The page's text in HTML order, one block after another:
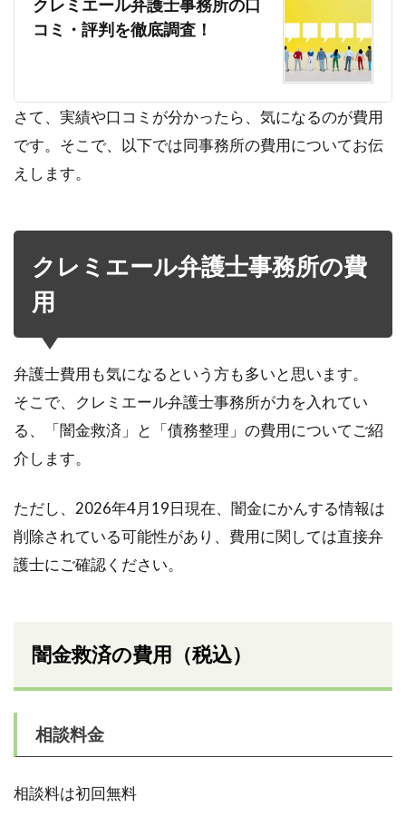
クレミエール弁護士事務所の口
コミ・評判を徹底調査！
さて、実績や口コミが分かったら、気になるのが費用
です。そこで、以下では同事務所の費用についてお伝
えします。
クレミエール弁護士事務所の費
用
弁護士費用も気になるという方も多いと思います。
そこで、クレミエール弁護士事務所が力を入れてい
る、「闇金救済」と「債務整理」の費用についてご紹
介します。
ただし、2026年4月19日現在、闇金にかんする情報は
削除されている可能性があり、費用に関しては直接弁
護士にご確認ください。
闇金救済の費用（税込）
相談料金
相談料は初回無料